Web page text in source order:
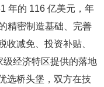
年的 116 亿美元，年
精密制造基础、完善
收减免、投资补贴、
经济特区提供的落地
选桥头堡，双方在技